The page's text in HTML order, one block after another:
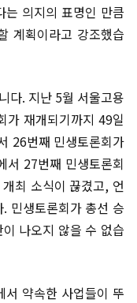
의지의 표명인 만큼
계획이라고 강조했습
다. 지난 5월 서울고용
가 재개되기까지 49일
26번째 민생토론회가
서 27번째 민생토론회
최 소식이 끊겼고, 언
민생토론회가 총선 승
나오지 않을 수 없습
약속한 사업들이 뚜